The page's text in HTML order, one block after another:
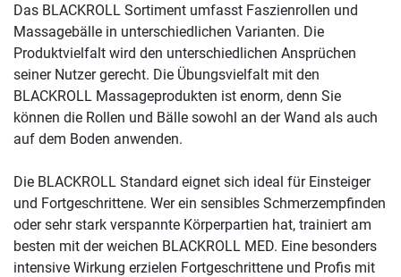
Das BLACKROLL Sortiment umfasst Faszienrollen und
Massagebälle in unterschiedlichen Varianten. Die
Produktvielfalt wird den unterschiedlichen Ansprüchen
seiner Nutzer gerecht. Die Übungsvielfalt mit den
BLACKROLL Massageprodukten ist enorm, denn Sie
können die Rollen und Bälle sowohl an der Wand als auch
auf dem Boden anwenden.
Die BLACKROLL Standard eignet sich ideal für Einsteiger
und Fortgeschrittene. Wer ein sensibles Schmerzempfinden
oder sehr stark verspannte Körperpartien hat, trainiert am
besten mit der weichen BLACKROLL MED. Eine besonders
intensive Wirkung erzielen Fortgeschrittene und Profis mit